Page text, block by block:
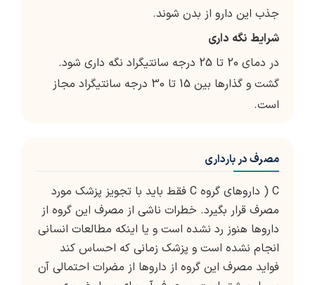
جذب این دارو از بدن شوند.
شرایط نگه داری
در دمای 20 تا 25 درجه سانتیگراد نگه داری شود.
گشت و گذارها بین 15 تا 30 درجه سانتیگراد مجاز
است.
مصرف در بارداری
C ( داروهای گروه C فقط باید با تجویز پزشک مورد
مصرف قرار بگیرد. خطرات ناشی از مصرف این گروه از
داروها هنوز رد نشده است و یا اینکه مطالعات انسانی
انجام نشده است و پزشک زمانی که احساس کند
فواید مصرف این گروه از داروها از مضرات احتمالی آن